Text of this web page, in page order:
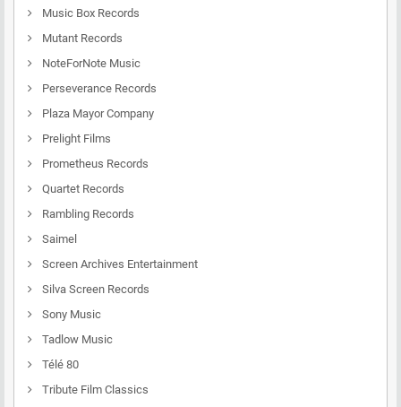
Music Box Records
Mutant Records
NoteForNote Music
Perseverance Records
Plaza Mayor Company
Prelight Films
Prometheus Records
Quartet Records
Rambling Records
Saimel
Screen Archives Entertainment
Silva Screen Records
Sony Music
Tadlow Music
Télé 80
Tribute Film Classics